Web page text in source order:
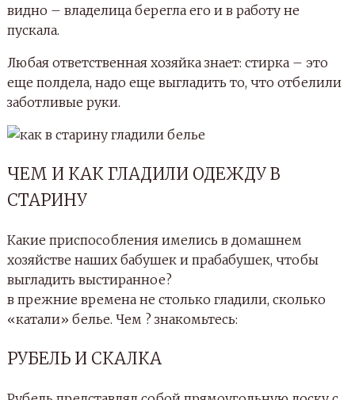
видно – владелица берегла его и в работу не
пускала.
Любая ответственная хозяйка знает: стирка – это
еще полдела, надо еще выгладить то, что отбелили
заботливые руки.
ЧЕМ И КАК ГЛАДИЛИ ОДЕЖДУ В
СТАРИНУ
Какие приспособления имелись в домашнем
хозяйстве наших бабушек и прабабушек, чтобы
выгладить выстиранное?
в прежние времена не столько гладили, сколько
«катали» белье. Чем ? знакомьтесь:
РУБЕЛЬ И СКАЛКА